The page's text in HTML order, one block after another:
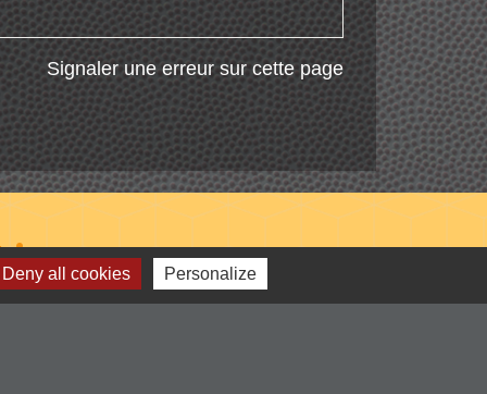
Signaler une erreur sur cette page
all cookies Personalize